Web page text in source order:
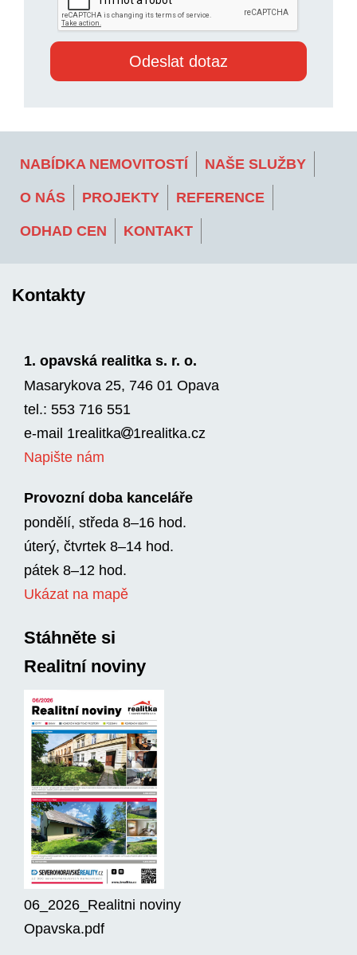
NABÍDKA NEMOVITOSTÍ NAŠE SLUŽBY
O NÁS PROJEKTY REFERENCE
ODHAD CEN KONTAKT
Kontakty
1. opavská realitka s. r. o.
Masarykova 25, 746 01 Opava
tel.: 553 716 551
e-mail 1realitka
1rea­litka.cz
Napište nám
Provozní doba kanceláře
pondělí, středa 8–16 hod.
úterý, čtvrtek 8–14 hod.
pátek 8–12 hod.
Ukázat na mapě
Stáhněte si
Realitní noviny
06_2026_Realitni noviny
Opavska.pdf